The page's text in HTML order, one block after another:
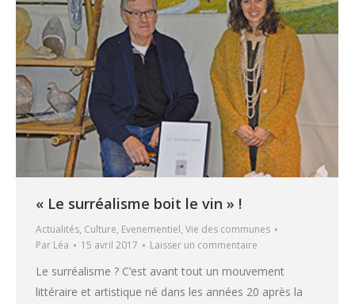
« Le surréalisme boit le vin » !
Actualités, Culture, Evenementiel, Vie des communes
Par Léa 15 avril 2017 Laisser un commentaire
Le surréalisme ? C’est avant tout un mouvement
littéraire et artistique né dans les années 20 après la